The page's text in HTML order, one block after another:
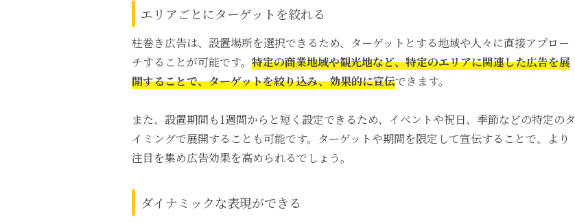
エリアごとにターゲットを絞れる
柱巻き広告は、設置場所を選択できるため、ターゲットとする地域や人々に直接アプロー
チすることが可能です。 特定の商業地域や観光地など、特定のエリアに関連した広告を展
開することで、ターゲットを絞り込み、効果的に宣伝できます。
また、設置期間も1週間からと短く設定できるため、イベントや祝日、季節などの特定のタ
イミングで展開することも可能です。ターゲットや期間を限定して宣伝することで、より
注目を集め広告効果を高められるでしょう。
ダイナミックな表現ができる